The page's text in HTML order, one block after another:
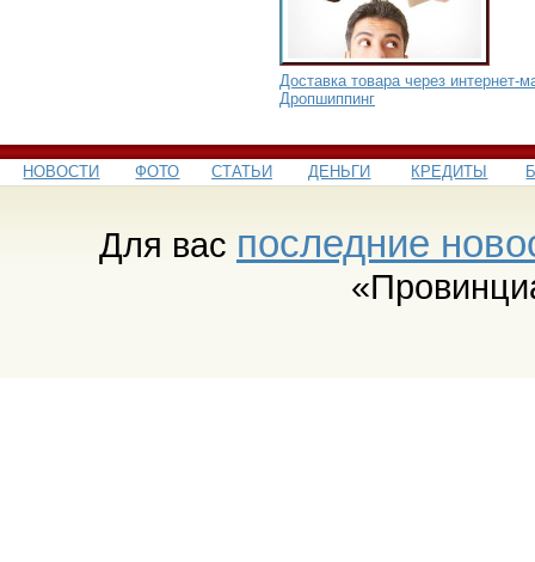
Доставка товара через интернет-
Дропшиппинг
НОВОСТИ ФОТО СТАТЬИ ДЕНЬГИ КРЕДИТЫ
Для вас последние